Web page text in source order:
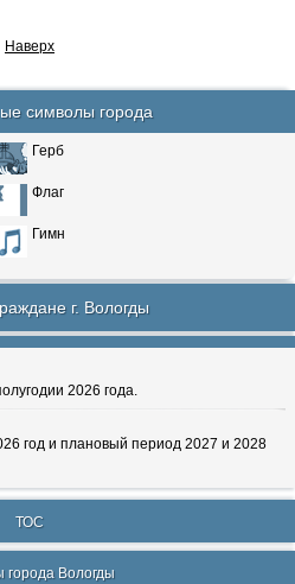
Наверх
символы города
Герб
Флаг
Гимн
г. Вологды
2026 года.
год и плановый период 2027 и 2028
ТОС
города Вологды